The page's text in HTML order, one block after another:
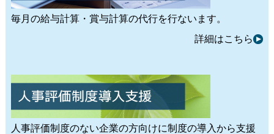
毎月の給与計算・賞与計算の代行を行ないます。
詳細はこちら
人事評価制度のない企業の方向けに制度の導入から支援